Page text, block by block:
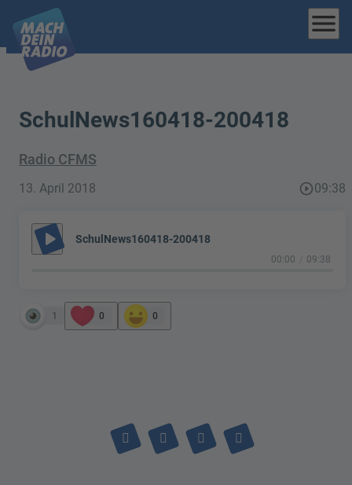
menu
SchulNews160418-200418
Radio CFMS
13. April 2018 play_circle_outline09:38
play_arrow SchulNews160418-200418
00:00 09:38
1 0 0